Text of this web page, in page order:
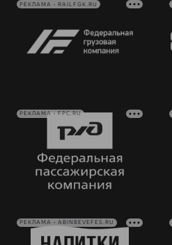
РЕКЛАМА • RAILFGK.RU
РЕКЛАМА • FPC.RU
РЕКЛАМА • ABINBEVEFES.RU